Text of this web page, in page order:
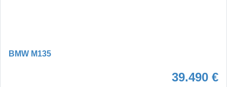
BMW M135
39.490 €